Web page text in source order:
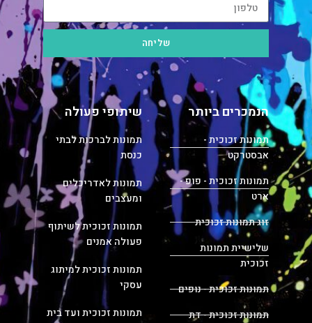
שליחה
הנמכרים ביותר
תמונות זכוכית -
אבסטרקט
תמונות זכוכית - פופ -
ארט
זוג תמונות זכוכית
שלישיית תמונות
זכוכית
תמונות זכוכית - נופים
תמונות זכוכית - דת
שיתופי פעולה
תמונות לברכות לבתי
כנסת
תמונות לאדריכלים
ומעצבים
תמונות זכוכית לשיתוף
פעולה אמנים
תמונות זכוכית למיתוג
עסקי
תמונות זכוכית ועד בית